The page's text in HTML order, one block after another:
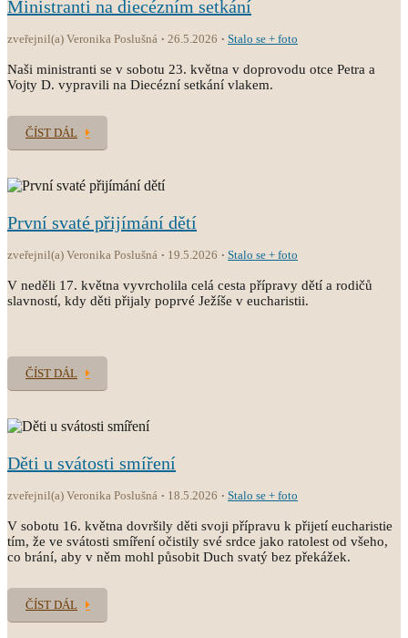
Ministranti na diecézním setkání
zveřejnil(a) Veronika Poslušná 26.5.2026 Stalo se + foto
Naši ministranti se v sobotu 23. května v doprovodu otce Petra a
Vojty D. vypravili na Diecézní setkání vlakem.
ČÍST DÁL
První svaté přijímání dětí
zveřejnil(a) Veronika Poslušná 19.5.2026 Stalo se + foto
V neděli 17. května vyvrcholila celá cesta přípravy dětí a rodičů
slavností, kdy děti přijaly poprvé Ježíše v eucharistii.
ČÍST DÁL
Děti u svátosti smíření
zveřejnil(a) Veronika Poslušná 18.5.2026 Stalo se + foto
V sobotu 16. května dovršily děti svoji přípravu k přijetí eucharistie
tím, že ve svátosti smíření očistily své srdce jako ratolest od všeho,
co brání, aby v něm mohl působit Duch svatý bez překážek.
ČÍST DÁL